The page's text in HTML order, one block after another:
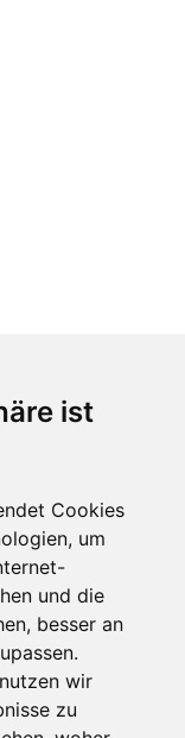
ist
Cookies
um
und die
besser an
wir
zu